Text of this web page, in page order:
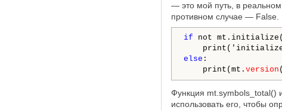
— это мой путь, в
противном случае — False.
if not
else :
print(mt. version
Функция mt.symbols_total()
использовать его, чтобы